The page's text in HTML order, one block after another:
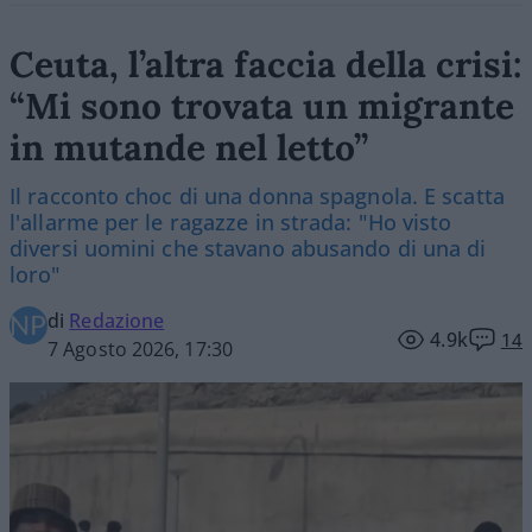
Ceuta, l’altra faccia della crisi:
“Mi sono trovata un migrante
in mutande nel letto”
Il racconto choc di una donna spagnola. E scatta
l'allarme per le ragazze in strada: "Ho visto
diversi uomini che stavano abusando di una di
loro"
di Redazione
7 Agosto 2026, 17:30
4.9k 14